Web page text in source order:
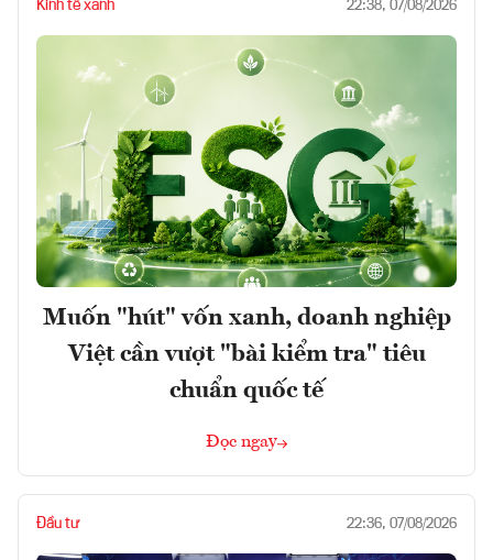
Kinh tế xanh 22:38, 07/08/2026
Muốn "hút" vốn xanh, doanh nghiệp
Việt cần vượt "bài kiểm tra" tiêu
chuẩn quốc tế
Đọc ngay
Đầu tư 22:36, 07/08/2026